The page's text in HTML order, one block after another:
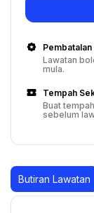
Lawatan
mula.
Tempah
Buat
sebelum
Butiran Lawatan